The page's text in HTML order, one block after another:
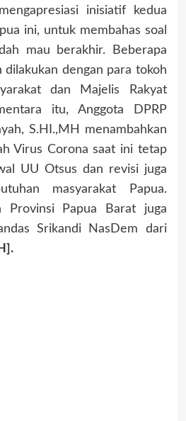
inisiatif kedua
ini, untuk membahas soal
mau berakhir. Beberapa
dilakukan dengan para tokoh
dan Majelis Rakyat
itu, Anggota DPRP
S.HI.,MH menambahkan
Virus Corona saat ini tetap
UU Otsus dan revisi juga
masyarakat Papua.
Provinsi Papua Barat juga
Srikandi NasDem dari